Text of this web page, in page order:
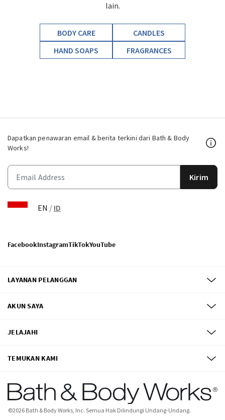
lain.
BODY CARE
CANDLES
HAND SOAPS
FRAGRANCES
Dapatkan penawaran email & berita terkini dari Bath & Body
Works!
Kirim
EN / ID
FacebookInstagramTikTokYouTube
LAYANAN PELANGGAN
AKUN SAYA
JELAJAHI
TEMUKAN KAMI
©2026 Bath & Body Works, Inc. Semua Hak Dilindungi Undang-Undang.